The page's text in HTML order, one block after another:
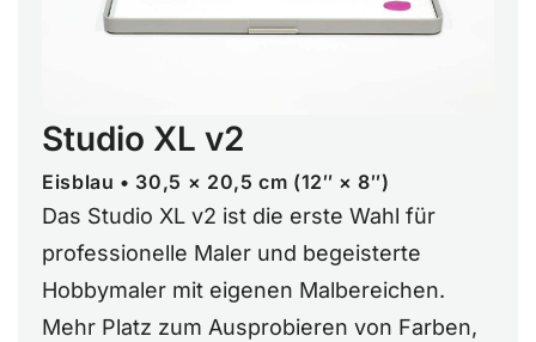
Studio XL v2
Eisblau • 30,5 × 20,5 cm (12″ × 8″)
Das Studio XL v2 ist die erste Wahl für
professionelle Maler und begeisterte
Hobbymaler mit eigenen Malbereichen.
Mehr Platz zum Ausprobieren von Farben,